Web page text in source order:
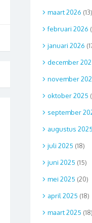
maart 2026 (13)
februari 2026
januari 2026
december
november
oktober 2025
september
augustus 2025
juli 2025 (18)
juni 2025 (15)
mei 2025 (20)
april 2025 (18)
maart 2025 (18)